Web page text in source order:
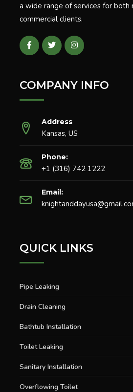
a wide range of services for both
commercial clients.
COMPANY INFO
Address
Kansas, US
Phone:
+1 (316) 742 1222
Email:
QUICK LINKS
Pipe Leaking
Drain Cleaning
Bathtub Installation
Toilet Leaking
Sanitary Installation
Overflowing Toilet